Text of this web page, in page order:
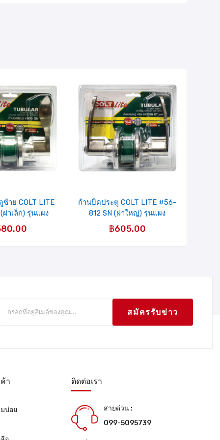
ยการ
ค้าที่
ชอบ
าย COLT LITE
ฝาเล็ก) รุ่นแผง
รายการ
สินค้าที่
ชอบ
ก้านบิดประตู COLT LITE #56-
812 SN (ฝาใหญ่) รุ่นแผง
฿605.00
สมัครรับข่าว
า
บ่อย
ติดต่อเรา
สายด่วน :
099-5095739